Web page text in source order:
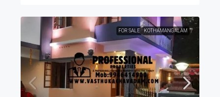
FOR SALE KOTHAMANGALAM